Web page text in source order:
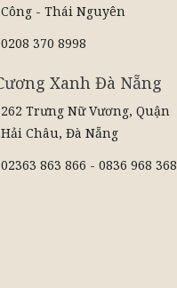
Công - Thái Nguyên
0208 370 8998
Xanh Đà Nẵng
262 Trưng Nữ Vương, Quận
Hải Châu, Đà Nẵng
02363 863 866 - 0836 968 368